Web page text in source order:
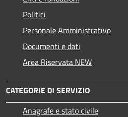
Politici
Personale Amministrativo
Documenti e dati
Area Riservata NEW
CATEGORIE DI SERVIZIO
Anagrafe e stato civile